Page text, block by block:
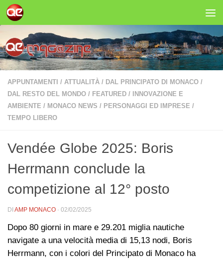
Salta al contenuto
APPUNTAMENTI / ATTUALITÀ / DAL PRINCIPATO DI MONACO /
DAL RESTO DEL MONDO / FEATURED /
INNOVAZIONE E
AMBIENTE / MONACO NEWS / PERSONAGGI ED IMPRESE /
TEMPO LIBERO
Vendée Globe 2025: Boris
Herrmann conclude la
competizione al 12° posto
DI AMP MONACO · 02/02/2025
Dopo 80 giorni in mare e 29.201 miglia nautiche
navigate a una velocità media di 15,13 nodi, Boris
Herrmann, con i colori del Principato di Monaco ha